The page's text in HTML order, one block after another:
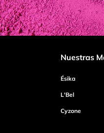
Nuestras
Ésika
L'Bel
Cyzone